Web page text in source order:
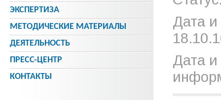
Дата
Дата и
ЭКСПЕРТИЗА
МЕТОДИЧЕСКИE МАТЕРИАЛЫ
ДЕЯТЕЛЬНОСТЬ
ПРЕСС-ЦЕНТР
КОНТАКТЫ